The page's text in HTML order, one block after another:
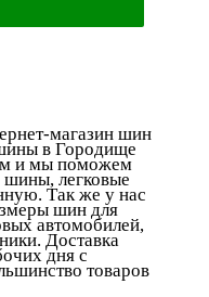
магазин шин
в Городище
и мы поможем
шины, легковые
Так же у нас
шин для
автомобилей,
Доставка
дня с
товаров